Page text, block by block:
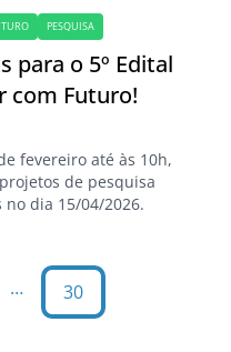
PESQUISA
para o 5º Edital
com Futuro!
fevereiro até às 10h,
de pesquisa
dia 15/04/2026.
… 30